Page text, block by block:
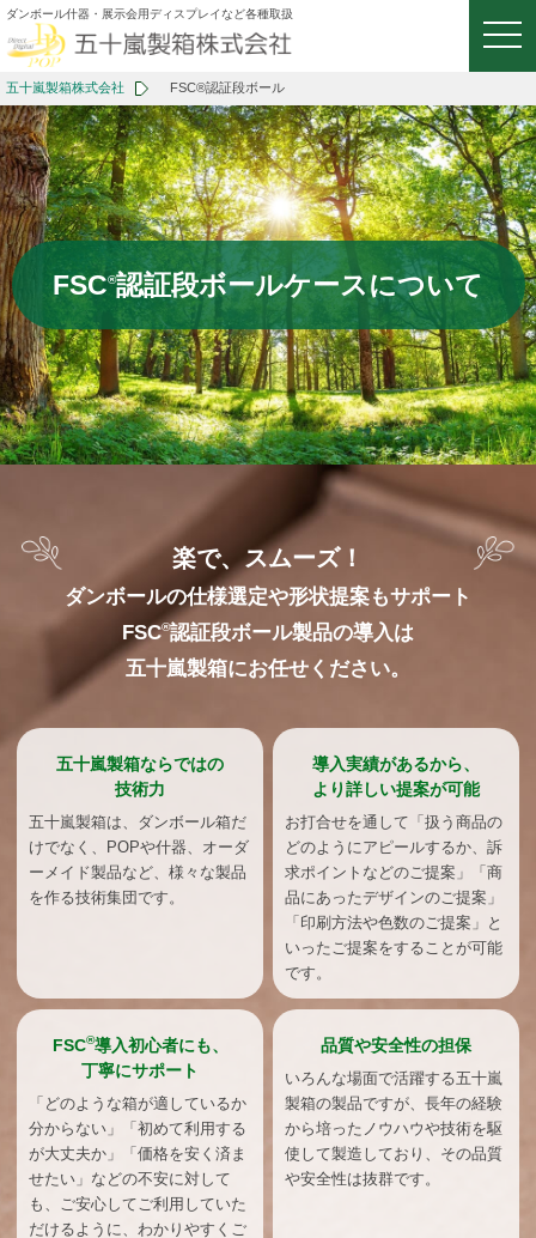
ダンボール什器・展示会用ディスプレイなど各種取扱
五十嵐製箱株式会社 FSC®認証段ボール
FSC®認証段ボールケースについて
楽で、スムーズ！
ダンボールの仕様選定や形状提案もサポート
FSC®認証段ボール製品の導入は
五十嵐製箱にお任せください。
五十嵐製箱ならではの
技術力
五十嵐製箱は、ダンボール箱だ
けでなく、POPや什器、オーダ
ーメイド製品など、様々な製品
を作る技術集団です。
導入実績があるから、
より詳しい提案が可能
お打合せを通して「扱う商品の
どのようにアピールするか、訴
求ポイントなどのご提案」「商
品にあったデザインのご提案」
「印刷方法や色数のご提案」と
いったご提案をすることが可能
です。
FSC®導入初心者にも、
丁寧にサポート
「どのような箱が適しているか
分からない」「初めて利用する
が大丈夫か」「価格を安く済ま
せたい」などの不安に対して
も、ご安心してご利用していた
だけるように、わかりやすくご
品質や安全性の担保
いろんな場面で活躍する五十嵐
製箱の製品ですが、長年の経験
から培ったノウハウや技術を駆
使して製造しており、その品質
や安全性は抜群です。